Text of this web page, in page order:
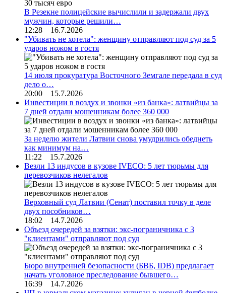
В Резекне полицейские вычислили и задержали двух
мужчин, которые решили…
12:28 16.7.2026
"Убивать не хотела": женщину отправляют под суд за 5
ударов ножом в гостя
14 июля прокуратура Восточного Земгале передала в суд
дело о…
20:00 15.7.2026
Инвестиции в воздух и звонки «из банка»: латвийцы за
7 дней отдали мошенникам более 360 000
За неделю жители Латвии снова умудрились обеднеть
как минимум на…
11:22 15.7.2026
Везли 13 индусов в кузове IVECO: 5 лет тюрьмы для
перевозчиков нелегалов
Верховный суд Латвии (Сенат) поставил точку в деле
двух пособников…
18:02 14.7.2026
Объезд очередей за взятки: экс-пограничника с 3
"клиентами" отправляют под суд
Бюро внутренней безопасности (БВБ, IDB) предлагает
начать уголовное преследование бывшего…
16:39 14.7.2026